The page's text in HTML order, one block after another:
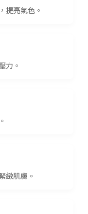
提亮氣色。
力。
緻肌膚。